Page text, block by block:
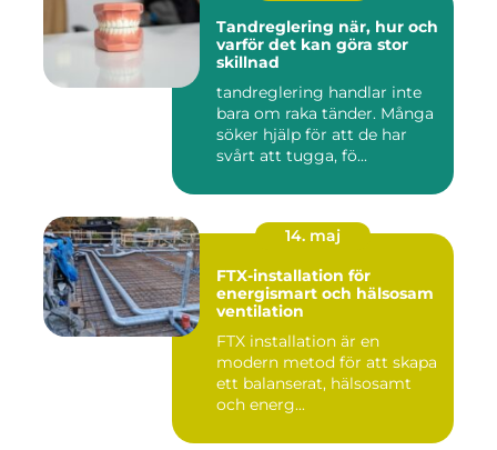
Tandreglering när, hur och
varför det kan göra stor
skillnad
tandreglering handlar inte
bara om raka tänder. Många
söker hjälp för att de har
svårt att tugga, fö...
14. maj
FTX-installation för
energismart och hälsosam
ventilation
FTX installation är en
modern metod för att skapa
ett balanserat, hälsosamt
och energ...